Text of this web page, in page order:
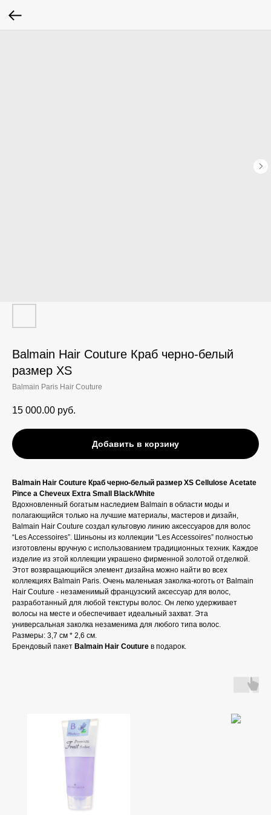
Balmain Hair Couture Краб черно-белый
размер XS
Balmain Paris Hair Couture
15 000.00 руб.
Добавить в корзину
Balmain Hair Couture Краб черно-белый размер XS Cellulose Acetate
Pince a Cheveux Extra Small Black/White
Вдохновленный богатым наследием Balmain в области моды и
полагающийся только на лучшие материалы, мастеров и дизайн,
Balmain Hair Couture создал культовую линию аксессуаров для волос
“Les Accessoires”. Шиньоны из коллекции “Les Accessoires” полностью
изготовлены вручную с использованием традиционных техник. Каждое
изделие из этой коллекции украшено фирменной золотой отделкой.
Этот возвращающийся элемент дизайна можно найти во всех
коллекциях Balmain Paris. Очень маленькая заколка-коготь от Balmain
Hair Couture - незаменимый французский аксессуар для волос,
разработанный для любой текстуры волос. Он легко удерживает
волосы на месте и обеспечивает идеальный захват. Эта
универсальная заколка незаменима для любого типа волос.
Размеры: 3,7 см * 2,6 см.
Брендовый пакет Balmain Hair Couture в подарок.